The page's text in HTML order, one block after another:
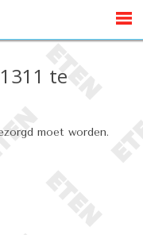
te
moet worden.